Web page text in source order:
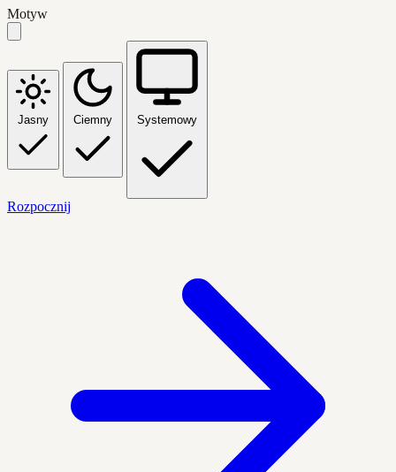
Motyw
Jasny Ciemny Systemowy
Rozpocznij